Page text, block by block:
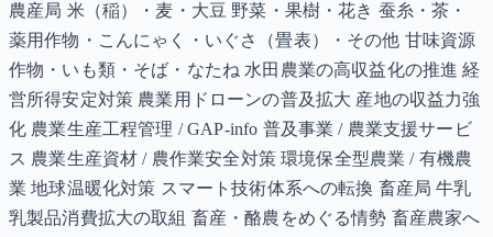
農産局 米（稲）・麦・大豆 野菜・果樹・花き 蚕糸・茶・
薬用作物・こんにゃく・いぐさ（畳表）・その他 甘味資源
作物・いも類・そば・なたね 水田農業の高収益化の推進 経
営所得安定対策 農業用ドローンの普及拡大 産地の収益力強
化 農業生産工程管理 / GAP-info 普及事業 / 農業支援サービ
ス 農業生産資材 / 農作業安全対策 環境保全型農業 / 有機農
業 地球温暖化対策 スマート技術体系への転換 畜産局 牛乳
乳製品消費拡大の取組 畜産・酪農をめぐる情勢 畜産農家へ